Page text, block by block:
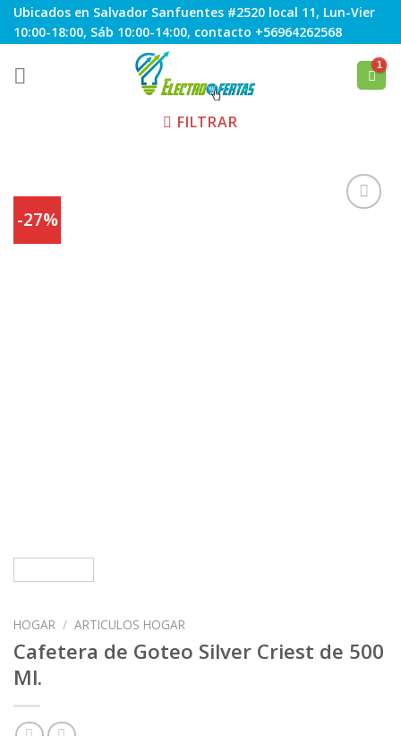
Skip
to
Ubicados en Salvador Sanfuentes #2520 local 11, Lun-Vier
10:00-18:00, Sáb 10:00-14:00, contacto +56964262568
FILTRAR
-27%
HOGAR / ARTICULOS HOGAR
Cafetera de Goteo Silver Criest de 500
Ml.